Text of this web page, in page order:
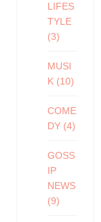
LIFES
TYLE
(3)
MUSI
K(10)
COME
DY(4)
GOSS
IP
NEWS
(9)